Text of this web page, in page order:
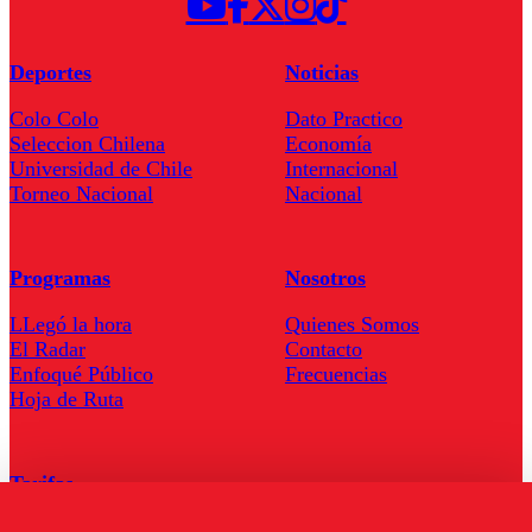
Deportes
Colo Colo
Seleccion Chilena
Universidad de Chile
Torneo Nacional
Noticias
Dato Practico
Economía
Internacional
Nacional
Programas
LLegó la hora
El Radar
Enfoqué Público
Hoja de Ruta
Nosotros
Quienes Somos
Contacto
Frecuencias
Tarifas